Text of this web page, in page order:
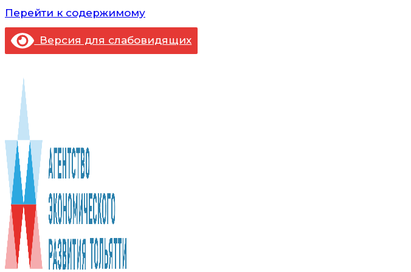
Перейти к содержимому
Версия для слабовидящих